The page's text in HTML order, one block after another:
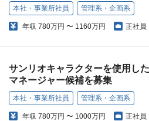
本社・事業所社員 管理系・企画系
年収 780万円 〜 1160万円 正社員
サンリオキャラクターを使用し
マネージャー候補を募集
本社・事業所社員 管理系・企画系
年収 780万円 〜 1000万円 正社員